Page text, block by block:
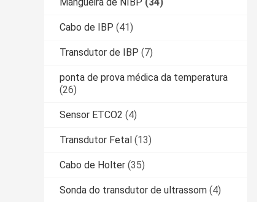
Cabo de IBP (41)
Transdutor de IBP (7)
ponta de prova médica da temperatura
(26)
Sensor ETCO2 (4)
Transdutor Fetal (13)
Cabo de Holter (35)
Sonda do transdutor de ultrassom (4)